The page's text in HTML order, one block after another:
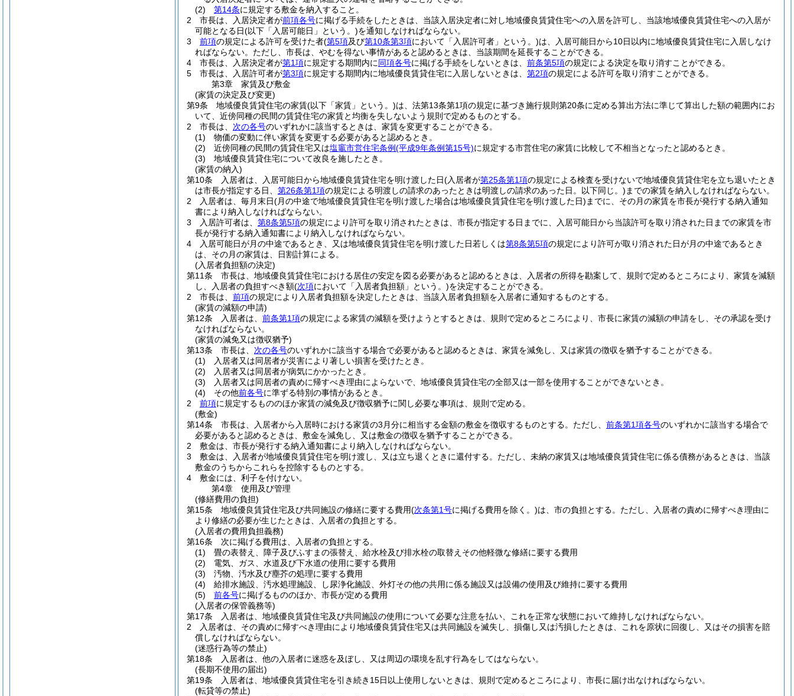
(2)
第14条に規定する敷金を納入すること。
2
市長は、入居決定者が前項各号に掲げる手続をしたときは、当該入居決定者に対し地域優良賃貸住宅への入居を許可し、当該地域優良賃貸住宅への入居が
可能となる日(以下「入居可能日」という。)を通知しなければならない。
3
前項の規定による許可を受けた者(第5項及び第10条第3項において「入居許可者」という。)は、入居可能日から10日以内に地域優良賃貸住宅に入居しなけ
ればならない。 ただし、市長は、やむを得ない事情があると認めるときは、当該期間を延長することができる。
4
市長は、入居決定者が第1項に規定する期間内に同項各号に掲げる手続をしないときは、 前条第5項の規定による決定を取り消すことができる。
5
市長は、入居許可者が第3項に規定する期間内に地域優良賃貸住宅に入居しないときは、 第2項の規定による許可を取り消すことができる。
第3章
家賃及び敷金
(家賃の決定及び変更)
第9条
地域優良賃貸住宅の家賃(以下「家賃」という。)は、法第13条第1項の規定に基づき施行規則第20条に定める算出方法に準じて算出した額の範囲内にお
いて、近傍同種の民間の賃貸住宅の家賃と均衡を失しないよう規則で定めるものとする。
2
市長は、 次の各号のいずれかに該当するときは、家賃を変更することができる。
(1)
物価の変動に伴い家賃を変更する必要があると認めるとき。
(2)
近傍同種の民間の賃貸住宅又は塩竈市営住宅条例(平成9年条例第15号)に規定する市営住宅の家賃に比較して不相当となったと認めるとき。
(3)
地域優良賃貸住宅について改良を施したとき。
(家賃の納入)
第10条
入居者は、入居可能日から地域優良賃貸住宅を明け渡した日(入居者が第25条第1項の規定による検査を受けないで地域優良賃貸住宅を立ち退いたとき
は市長が指定する日、 第26条第1項の規定による明渡しの請求のあったときは明渡しの請求のあった日。以下同じ。) までの家賃を納入しなければならない。
2
入居者は、毎月末日(月の中途で地域優良賃貸住宅を明け渡した場合は地域優良賃貸住宅を明け渡した日) までに、その月の家賃を市長が発行する納入通知
書により納入しなければならない。
3
入居許可者は、 第8条第5項の規定により許可を取り消されたときは、市長が指定する日までに、入居可能日から当該許可を取り消された日までの家賃を市
長が発行する納入通知書により納入しなければならない。
4
入居可能日が月の中途であるとき、又は地域優良賃貸住宅を明け渡した日若しくは第8条第5項の規定により許可が取り消された日が月の中途であるとき
は、その月の家賃は、日割計算による。
(入居者負担額の決定)
第11条
市長は、地域優良賃貸住宅における居住の安定を図る必要があると認めるときは、入居者の所得を勘案して、規則で定めるところにより、家賃を減額
し、入居者の負担すべき額(次項において「入居者負担額」という。)を決定することができる。
2
市長は、 前項の規定により入居者負担額を決定したときは、当該入居者負担額を入居者に通知するものとする。
(家賃の減額の申請)
第12条
入居者は、 前条第1項の規定による家賃の減額を受けようとするときは、規則で定めるところにより、市長に家賃の減額の申請をし、その承認を受け
なければならない。
(家賃の減免又は徴収猶予)
第13条
市長は、 次の各号のいずれかに該当する場合で必要があると認めるときは、家賃を減免し、又は家賃の徴収を猶予することができる。
(1)
入居者又は同居者が災害により著しい損害を受けたとき。
(2)
入居者又は同居者が病気にかかったとき。
(3)
入居者又は同居者の責めに帰すべき理由によらないで、地域優良賃貸住宅の全部又は一部を使用することができないとき。
(4)
その他前各号に準ずる特別の事情があるとき。
2
前項に規定するもののほか家賃の減免及び徴収猶予に関し必要な事項は、規則で定める。
(敷金)
第14条
市長は、入居者から入居時における家賃の3月分に相当する金額の敷金を徴収するものとする。 ただし、 前条第1項各号のいずれかに該当する場合で
必要があると認めるときは、敷金を減免し、又は敷金の徴収を猶予することができる。
2
敷金は、市長が発行する納入通知書により納入しなければならない。
3
敷金は、入居者が地域優良賃貸住宅を明け渡し、又は立ち退くときに還付する。 ただし、未納の家賃又は地域優良賃貸住宅に係る債務があるときは、当該
敷金のうちからこれらを控除するものとする。
4
敷金には、利子を付けない。
第4章
使用及び管理
(修繕費用の負担)
第15条
地域優良賃貸住宅及び共同施設の修繕に要する費用(次条第1号に掲げる費用を除く。)は、市の負担とする。 ただし、入居者の責めに帰すべき理由に
より修繕の必要が生じたときは、入居者の負担とする。
(入居者の費用負担義務)
第16条
次に掲げる費用は、入居者の負担とする。
(1)
畳の表替え、障子及びふすまの張替え、給水栓及び排水栓の取替えその他軽微な修繕に要する費用
(2)
電気、ガス、水道及び下水道の使用に要する費用
(3)
汚物、汚水及び塵芥の処理に要する費用
(4)
給排水施設、汚水処理施設、し尿浄化施設、外灯その他の共用に係る施設又は設備の使用及び維持に要する費用
(5)
前各号に掲げるもののほか、市長が定める費用
(入居者の保管義務等)
第17条
入居者は、地域優良賃貸住宅及び共同施設の使用について必要な注意を払い、これを正常な状態において維持しなければならない。
2
入居者は、その責めに帰すべき理由により地域優良賃貸住宅又は共同施設を滅失し、損傷し又は汚損したときは、これを原状に回復し、又はその損害を賠
償しなければならない。
(迷惑行為等の禁止)
第18条
入居者は、他の入居者に迷惑を及ぼし、又は周辺の環境を乱す行為をしてはならない。
(長期不使用の届出)
第19条
入居者は、地域優良賃貸住宅を引き続き15日以上使用しないときは、規則で定めるところにより、市長に届け出なければならない。
(転貸等の禁止)